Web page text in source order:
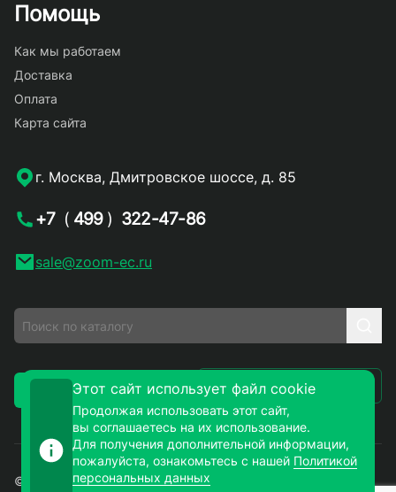
Помощь
Как мы работаем
Доставка
Оплата
Карта сайта
г. Москва, Дмитровское шоссе, д. 85
+7 ( 499 ) 322-47-86
sale@zoom-ec.ru
Заказать звонок Написать письмо
© 2026. ЗУМ-СМД – продажа электронных компонентов
Этот сайт использует файл cookie
Продолжая использовать этот сайт,
вы соглашаетесь на их использование.
Для получения дополнительной информации,
пожалуйста, ознакомьтесь с нашей Политикой
персональных данных